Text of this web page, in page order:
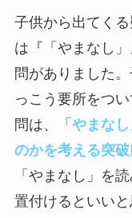
子供から出てく
は『「やまなし
問がありました
っこう要所をつ
問は、
「やまな
のかを考える突
「やまなし」を
置付けるといい